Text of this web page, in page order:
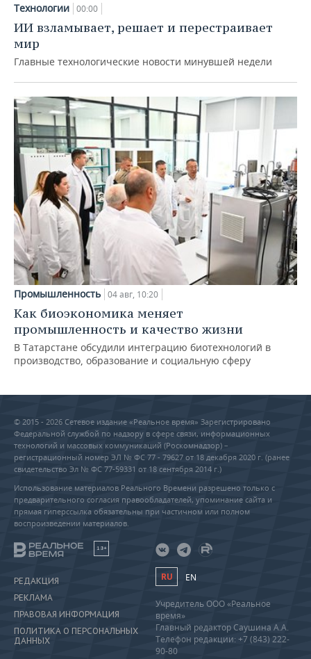
Технологии 00:00
ИИ взламывает, решает и перестраивает
мир
Главные технологические новости минувшей недели
Промышленность 04 авг, 10:20
Как биоэкономика меняет
промышленность и качество жизни
В Татарстане обсудили интеграцию биотехнологий в
производство, образование и социальную сферу
© 2015 - 2026 Сетевое издание «Реальное время» Зарегистрировано
Федеральной службой по надзору в сфере связи, информационных
технологий и массовых коммуникаций (Роскомнадзор) –
регистрационный номер ЭЛ № ФС 77 - 79627 от 18 декабря 2020 г. (ранее
свидетельство Эл № ФС 77-59331 от 18 сентября 2014 г.)
Использование материалов Реального Времени разрешено только с
предварительного согласия правообладателей, упоминание сайта и
прямая гиперссылка обязательны при частичном или полном
воспроизведении материалов.
18+
РЕДАКЦИЯ
РЕКЛАМА
ПРАВОВАЯ ИНФОРМАЦИЯ
ПОЛИТИКА О ПЕРСОНАЛЬНЫХ
ДАННЫХ
RU EN
Учредитель ООО «Реальное
время»
Главный редактор Саушина А.А.
Телефон редакции: +7 (843) 222-
90-80